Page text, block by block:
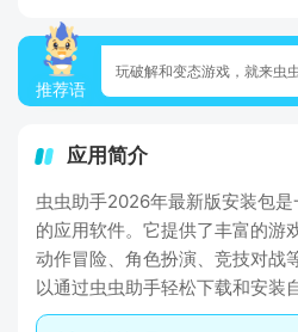
推荐语
玩破解和变态游戏，就来虫虫
应用简介
虫虫助手2026年最新版安装包
的应用软件。它提供了丰富的游
动作冒险、角色扮演、竞技对战
以通过虫虫助手轻松下载和安装